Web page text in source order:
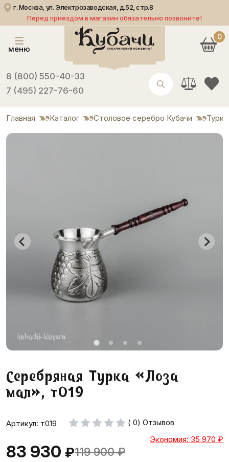
г. Москва, ул. Электрозаводская, д.52, стр.8
Перед приездом в магазин обязательно позвоните!
меню
8 (800) 550-40-33
7 (495) 227-76-60
0
Главная Каталог Столовое серебро Кубачи
Серебряная Турка «Лоза
мал», т019
Артикул: т019 ( 0) Отзывов
83 930 ₽119 900 ₽
Экономия: 35 970 ₽